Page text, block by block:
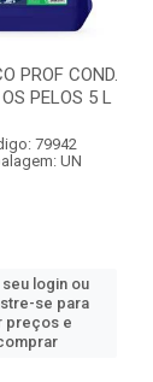
PROF COND.
PELOS 5 L
79942
UN
seu login ou
se para
preços e